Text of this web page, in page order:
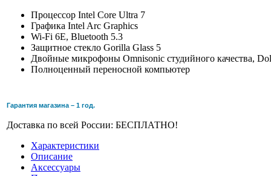
Процессор Intel Core Ultra 7
Графика Intel Arc Graphics
Wi-Fi 6E, Bluetooth 5.3
Защитное стекло Gorilla Glass 5
Двойные микрофоны Omnisonic студийного качества,
Полноценный переносной компьютер
Гарантия магазина – 1 год.
Доставка по всей России: БЕСПЛАТНО!
Характеристики
Описание
Аксессуары